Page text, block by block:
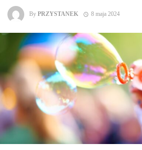
By PRZYSTANEK 8 maja 2024